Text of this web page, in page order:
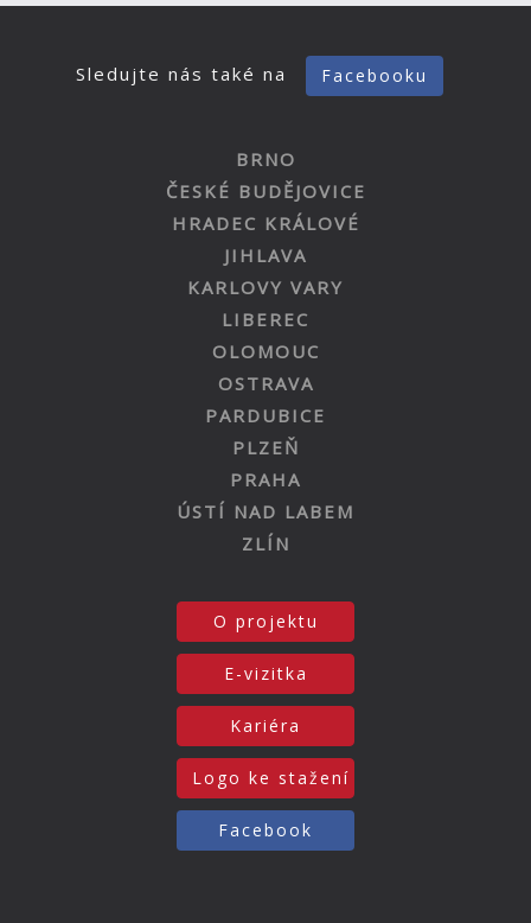
Sledujte nás také na Facebooku
BRNO
ČESKÉ BUDĚJOVICE
HRADEC KRÁLOVÉ
JIHLAVA
KARLOVY VARY
LIBEREC
OLOMOUC
OSTRAVA
PARDUBICE
PLZEŇ
PRAHA
ÚSTÍ NAD LABEM
ZLÍN
O projektu
E-vizitka
Kariéra
Logo ke stažení
Facebook